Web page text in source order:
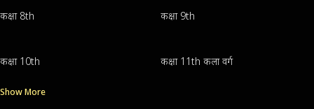
कक्षा 8th कक्षा 9th
कक्षा 10th कक्षा 11th कला वर्ग
Show More